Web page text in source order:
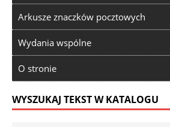
Arkusze znaczków pocztowych
Wydania wspólne
O stronie
WYSZUKAJ TEKST W KATALOGU